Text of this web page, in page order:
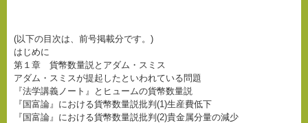
(以下の目次は、前号掲載分です。)
はじめに
第１章 貨幣数量説とアダム・スミス
アダム・スミスが提起したといわれている問題
『法学講義ノート』とヒュームの貨幣数量説
『国富論』における貨幣数量説批判(1)生産費低下
『国富論』における貨幣数量説批判(2)貴金属分量の減少